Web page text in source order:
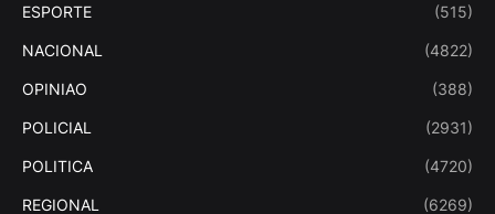
ESPORTE (515)
NACIONAL (4822)
OPINIAO (388)
POLICIAL (2931)
POLITICA (4720)
REGIONAL (6269)